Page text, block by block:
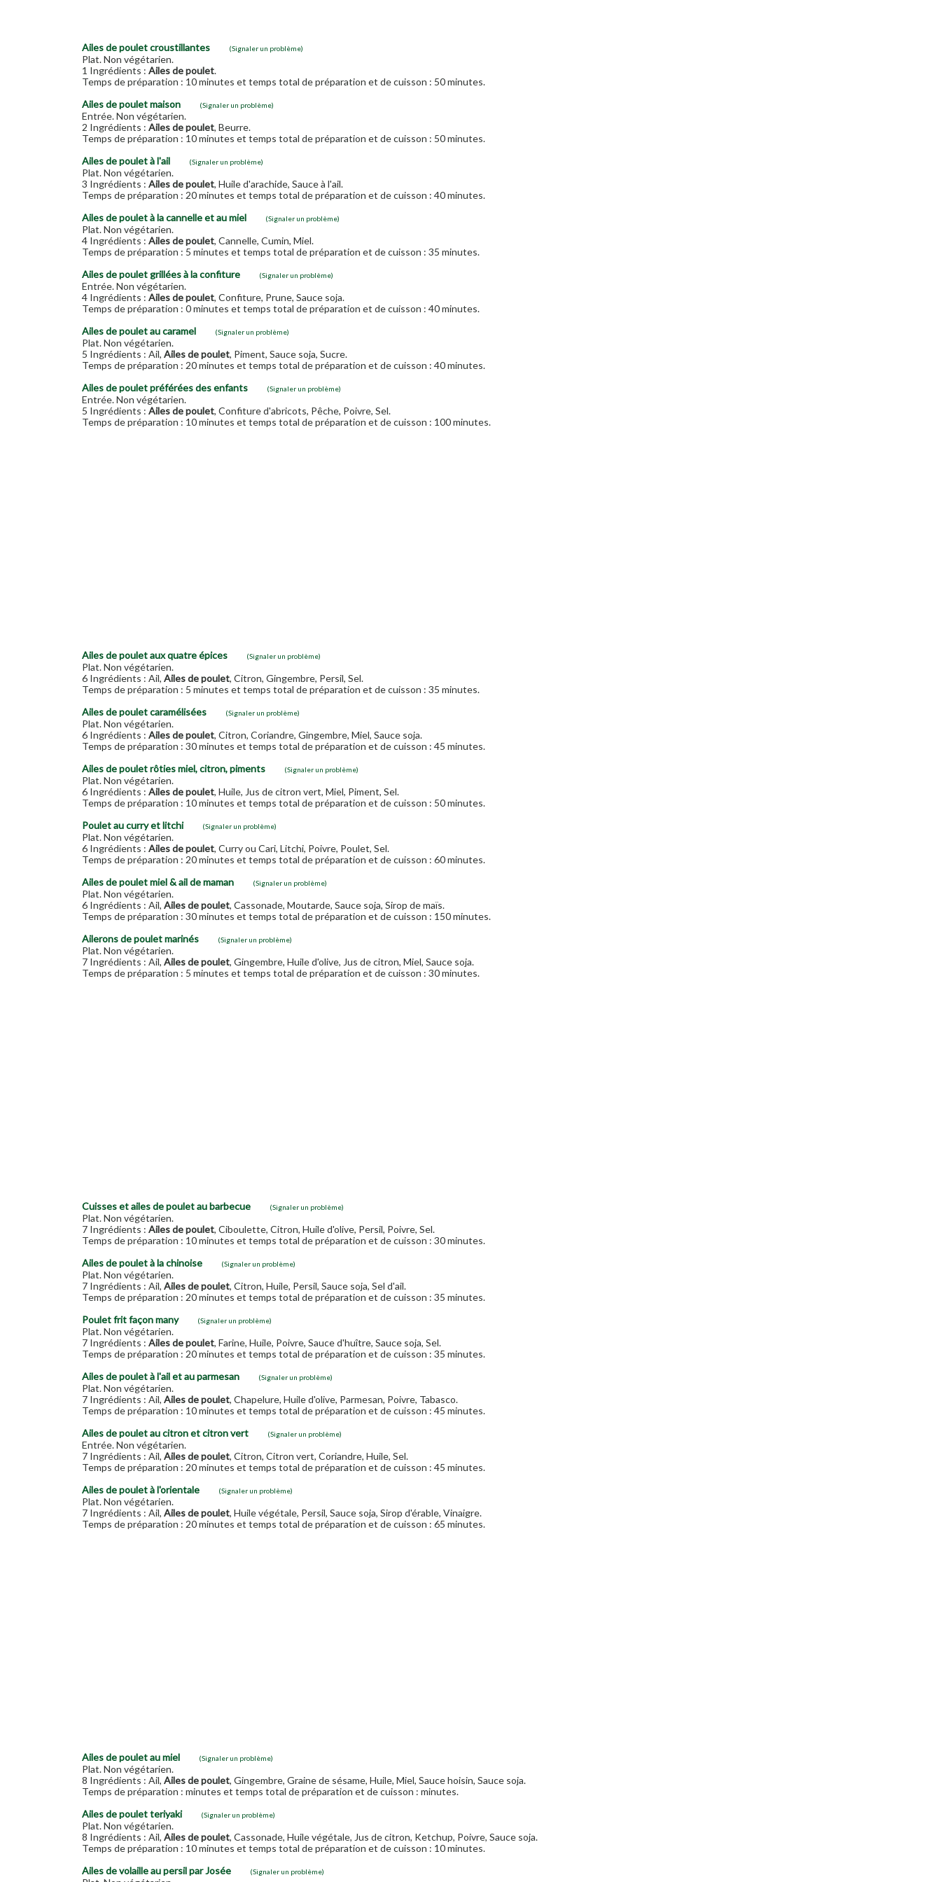
Ailes de poulet croustillantes (Signaler un problème)
Plat. Non végétarien.
1 Ingrédients : Ailes de poulet.
Temps de préparation : 10 minutes et temps total de préparation et de cuisson : 50 minutes.
Ailes de poulet maison
(Signaler un problème)
Entrée. Non végétarien.
2 Ingrédients : Ailes de poulet, Beurre.
Temps de préparation : 10 minutes et temps total de préparation et de cuisson : 50 minutes.
Ailes de poulet à l'ail
(Signaler un problème)
Plat. Non végétarien.
3 Ingrédients : Ailes de poulet, Huile d'arachide, Sauce à l'ail.
Temps de préparation : 20 minutes et temps total de préparation et de cuisson : 40 minutes.
Ailes de poulet à la cannelle et au miel
(Signaler un problème)
Plat. Non végétarien.
4 Ingrédients : Ailes de poulet, Cannelle, Cumin, Miel.
Temps de préparation : 5 minutes et temps total de préparation et de cuisson : 35 minutes.
Ailes de poulet grillées à la confiture
(Signaler un problème)
Entrée. Non végétarien.
4 Ingrédients : Ailes de poulet, Confiture, Prune, Sauce soja.
Temps de préparation : 0 minutes et temps total de préparation et de cuisson : 40 minutes.
Ailes de poulet au caramel
(Signaler un problème)
Plat. Non végétarien.
5 Ingrédients : Ail, Ailes de poulet, Piment, Sauce soja, Sucre.
Temps de préparation : 20 minutes et temps total de préparation et de cuisson : 40 minutes.
Ailes de poulet préférées des enfants
(Signaler un problème)
Entrée. Non végétarien.
5 Ingrédients : Ailes de poulet, Confiture d'abricots, Pêche, Poivre, Sel.
Temps de préparation : 10 minutes et temps total de préparation et de cuisson : 100 minutes.
Ailes de poulet aux quatre épices (Signaler un problème)
Plat. Non végétarien.
6 Ingrédients : Ail, Ailes de poulet, Citron, Gingembre, Persil, Sel.
Temps de préparation : 5 minutes et temps total de préparation et de cuisson : 35 minutes.
Ailes de poulet caramélisées
(Signaler un problème)
Plat. Non végétarien.
6 Ingrédients : Ailes de poulet, Citron, Coriandre, Gingembre, Miel, Sauce soja.
Temps de préparation : 30 minutes et temps total de préparation et de cuisson : 45 minutes.
Ailes de poulet rôties miel, citron, piments
(Signaler un problème)
Plat. Non végétarien.
6 Ingrédients : Ailes de poulet, Huile, Jus de citron vert, Miel, Piment, Sel.
Temps de préparation : 10 minutes et temps total de préparation et de cuisson : 50 minutes.
Poulet au curry et litchi
(Signaler un problème)
Plat. Non végétarien.
6 Ingrédients : Ailes de poulet, Curry ou Cari, Litchi, Poivre, Poulet, Sel.
Temps de préparation : 20 minutes et temps total de préparation et de cuisson : 60 minutes.
Ailes de poulet miel & ail de maman
(Signaler un problème)
Plat. Non végétarien.
6 Ingrédients : Ail, Ailes de poulet, Cassonade, Moutarde, Sauce soja, Sirop de maïs.
Temps de préparation : 30 minutes et temps total de préparation et de cuisson : 150 minutes.
Ailerons de poulet marinés
(Signaler un problème)
Plat. Non végétarien.
7 Ingrédients : Ail, Ailes de poulet, Gingembre, Huile d'olive, Jus de citron, Miel, Sauce soja.
Temps de préparation : 5 minutes et temps total de préparation et de cuisson : 30 minutes.
Cuisses et ailes de poulet au barbecue (Signaler un problème)
Plat. Non végétarien.
7 Ingrédients : Ailes de poulet, Ciboulette, Citron, Huile d'olive, Persil, Poivre, Sel.
Temps de préparation : 10 minutes et temps total de préparation et de cuisson : 30 minutes.
Ailes de poulet à la chinoise
(Signaler un problème)
Plat. Non végétarien.
7 Ingrédients : Ail, Ailes de poulet, Citron, Huile, Persil, Sauce soja, Sel d'ail.
Temps de préparation : 20 minutes et temps total de préparation et de cuisson : 35 minutes.
Poulet frit façon many
(Signaler un problème)
Plat. Non végétarien.
7 Ingrédients : Ailes de poulet, Farine, Huile, Poivre, Sauce d'huître, Sauce soja, Sel.
Temps de préparation : 20 minutes et temps total de préparation et de cuisson : 35 minutes.
Ailes de poulet à l'ail et au parmesan
(Signaler un problème)
Plat. Non végétarien.
7 Ingrédients : Ail, Ailes de poulet, Chapelure, Huile d'olive, Parmesan, Poivre, Tabasco.
Temps de préparation : 10 minutes et temps total de préparation et de cuisson : 45 minutes.
Ailes de poulet au citron et citron vert
(Signaler un problème)
Entrée. Non végétarien.
7 Ingrédients : Ail, Ailes de poulet, Citron, Citron vert, Coriandre, Huile, Sel.
Temps de préparation : 20 minutes et temps total de préparation et de cuisson : 45 minutes.
Ailes de poulet à l'orientale
(Signaler un problème)
Plat. Non végétarien.
7 Ingrédients : Ail, Ailes de poulet, Huile végétale, Persil, Sauce soja, Sirop d'érable, Vinaigre.
Temps de préparation : 20 minutes et temps total de préparation et de cuisson : 65 minutes.
Ailes de poulet au miel (Signaler un problème)
Plat. Non végétarien.
8 Ingrédients : Ail, Ailes de poulet, Gingembre, Graine de sésame, Huile, Miel, Sauce hoisin, Sauce soja.
Temps de préparation : minutes et temps total de préparation et de cuisson : minutes.
Ailes de poulet teriyaki
(Signaler un problème)
Plat. Non végétarien.
8 Ingrédients : Ail, Ailes de poulet, Cassonade, Huile végétale, Jus de citron, Ketchup, Poivre, Sauce soja.
Temps de préparation : 10 minutes et temps total de préparation et de cuisson : 10 minutes.
Ailes de volaille au persil par Josée
(Signaler un problème)